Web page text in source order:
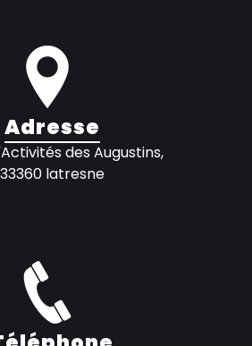
Adresse
des Augustins,
33360 latresne